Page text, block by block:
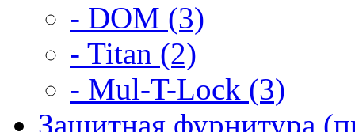
- DOM (3)
- Titan (2)
- Mul-T-Lock (3)
Защитная фурнитура